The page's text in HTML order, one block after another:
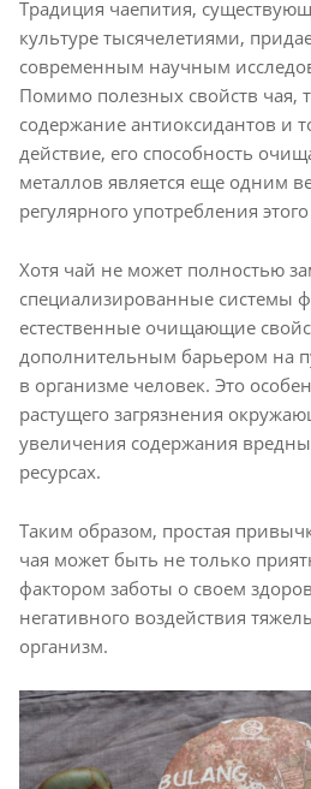
Традиция чаепития,
культуре тысячелетиями,
современным научным
Помимо полезных свойств чая,
содержание антиоксидантов и
действие, его способность
металлов является еще одним
регулярного употребления
Хотя чай не может полностью
специализированные системы
естественные очищающие
дополнительным барьером на
в организме человек. Это
растущего загрязнения
увеличения содержания
ресурсах.
Таким образом, простая
чая может быть не только
фактором заботы о своем
негативного воздействия
организм.